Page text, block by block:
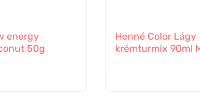
energy
50g
Henné Color Lágy
krémturmix 90ml